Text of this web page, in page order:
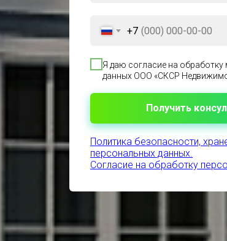
+7
Я даю согласие на
данных ООО «СКСР
Получить
Политика безопасности,
персональных данных.
Согласие на обработку